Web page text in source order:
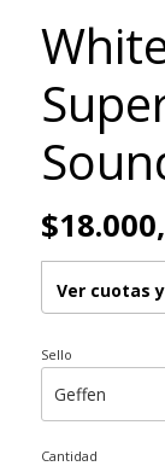
Ver cuotas
Sello
Cantidad